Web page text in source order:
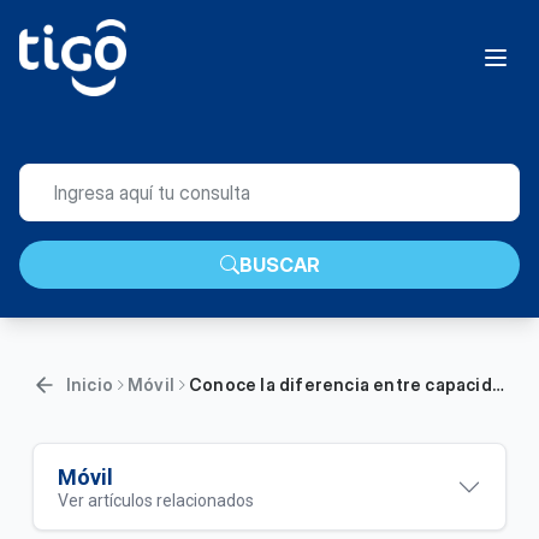
BUSCAR
Inicio Móvil Conoce la diferencia entre capacidad, velocidad y latencia | Móvil
Móvil
Ver artículos relacionados